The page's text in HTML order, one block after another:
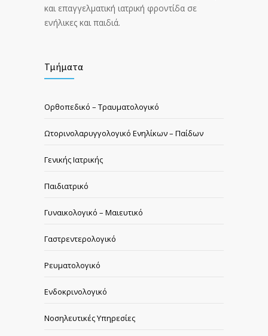
και επαγγελματική ιατρική φροντίδα σε
ενήλικες και παιδιά.
Τμήματα
Ορθοπεδικό – Τραυματολογικό
Ωτορινολαρυγγολογικό Ενηλίκων – Παίδων
Γενικής Ιατρικής
Παιδιατρικό
Γυναικολογικό – Μαιευτικό
Γαστρεντερολογικό
Ρευματολογικό
Ενδοκρινολογικό
Νοσηλευτικές Υπηρεσίες